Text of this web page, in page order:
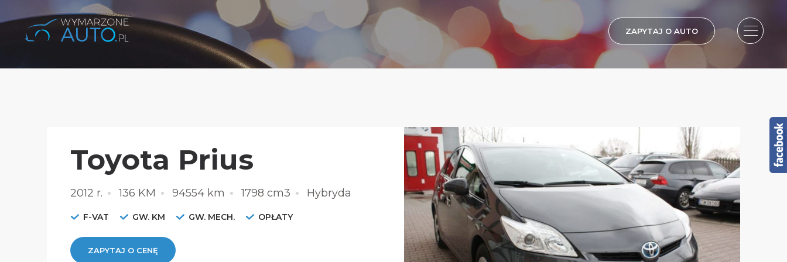
ZAPYTAJ O AUTO
Toyota Prius
2012 r. 136 KM 94554 km 1798 cm3 Hybryda
F-VAT GW. KM GW. MECH. OPŁATY
ZAPYTAJ O CENĘ